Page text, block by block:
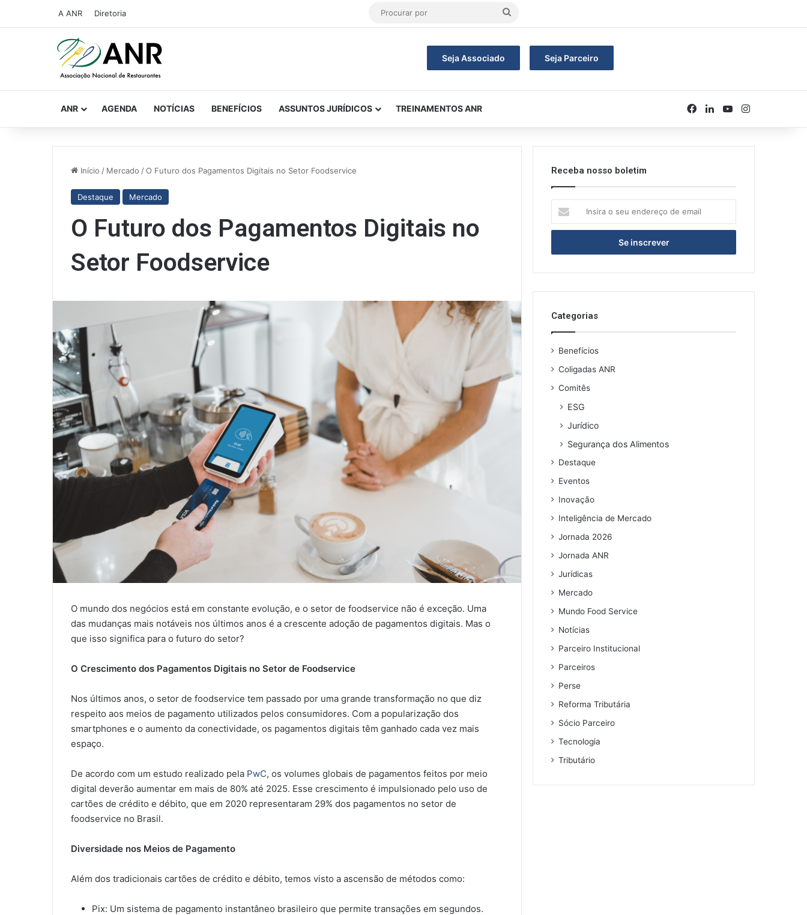
A ANR Diretoria
Procurar
Seja Associado Seja Parceiro
ANR AGENDA NOTÍCIAS BENEFÍCIOS ASSUNTOS JURÍDICOS TREINAMENTOS ANR Facebook
Linkedin
YouTubeInstagram
Início / Mercado /O Futuro dos Pagamentos Digitais no Setor Foodservice
Destaque Mercado
O Futuro dos Pagamentos Digitais no
Setor Foodservice
O mundo dos negócios está em constante evolução, e o setor de foodservice não é exceção. Uma
das mudanças mais notáveis nos últimos anos é a crescente adoção de pagamentos digitais. Mas o
que isso significa para o futuro do setor?
O Crescimento dos Pagamentos Digitais no Setor de Foodservice
Nos últimos anos, o setor de foodservice tem passado por uma grande transformação no que diz
respeito aos meios de pagamento utilizados pelos consumidores. Com a popularização dos
smartphones e o aumento da conectividade, os pagamentos digitais têm ganhado cada vez mais
espaço.
De acordo com um estudo realizado pela PwC, os volumes globais de pagamentos feitos por meio
digital deverão aumentar em mais de 80% até 2025. Esse crescimento é impulsionado pelo uso de
cartões de crédito e débito, que em 2020 representaram 29% dos pagamentos no setor de
foodservice no Brasil.
Diversidade nos Meios de Pagamento
Além dos tradicionais cartões de crédito e débito, temos visto a ascensão de métodos como:
Pix: Um sistema de pagamento instantâneo brasileiro que permite transações em segundos.
Receba nosso boletim
seu
de
Categorias
Benefícios
Coligadas ANR
Comitês
ESG
Jurídico
Segurança dos Alimentos
Destaque
Eventos
Inovação
Inteligência de Mercado
Jornada 2026
Jornada ANR
Jurídicas
Mercado
Mundo Food Service
Notícias
Parceiro Institucional
Parceiros
Perse
Reforma Tributária
Sócio Parceiro
Tecnologia
Tributário